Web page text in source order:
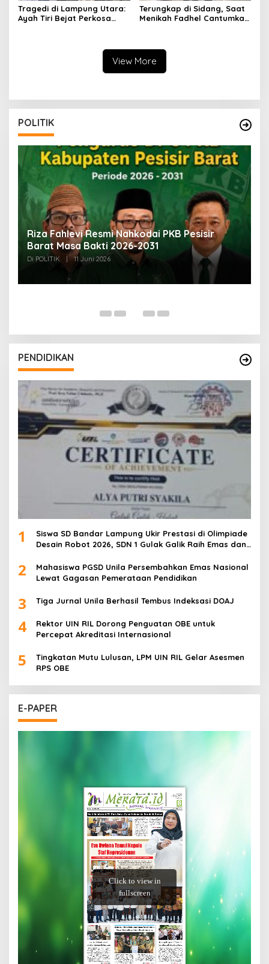
Tragedi di Lampung Utara:
Ayah Tiri Bejat Perkosa
Terungkap di Sidang, Saat
Menikah Fadhel Cantumkan
View More
POLITIK
Bersiap Sambut Jokowi, PSI Lampung:
Masyarakat Sangat Merindukan Beliau
Di POLITIK | 31 Mei 2026
PENDIDIKAN
1
Siswa SD Bandar Lampung Ukir Prestasi di Olimpiade
Desain Robot 2026, SDN 1 Gulak Galik Raih Emas dan
2
Mahasiswa PGSD Unila Persembahkan Emas Nasional
Lewat Gagasan Pemerataan Pendidikan
3 Tiga Jurnal Unila Berhasil Tembus Indeksasi DOAJ
4
Rektor UIN RIL Dorong Penguatan OBE untuk
Percepat Akreditasi Internasional
5
Tingkatan Mutu Lulusan, LPM UIN RIL Gelar Asesmen
RPS OBE
E-PAPER